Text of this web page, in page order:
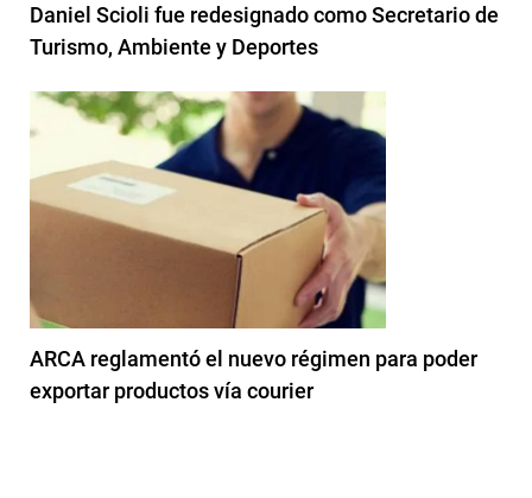
Daniel Scioli fue redesignado como Secretario de
Turismo, Ambiente y Deportes
ARCA reglamentó el nuevo régimen para poder
exportar productos vía courier